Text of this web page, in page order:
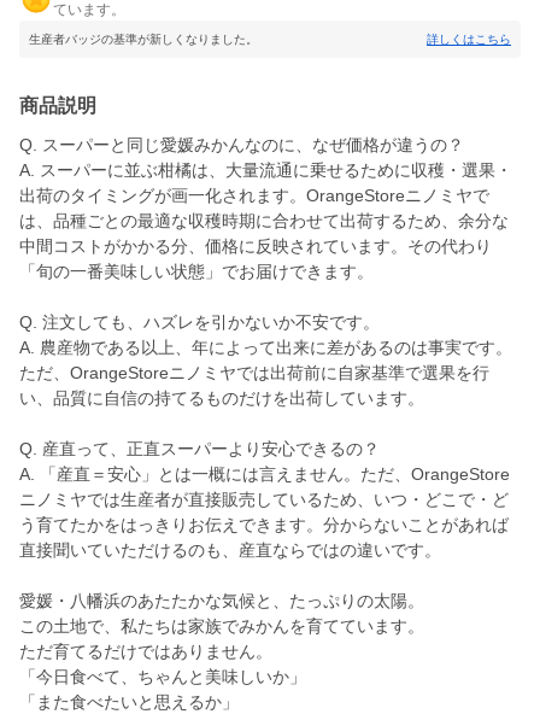
ています。
生産者バッジの基準が新しくなりました。 詳しくはこちら
商品説明
Q. スーパーと同じ愛媛みかんなのに、なぜ価格が違うの？
A. スーパーに並ぶ柑橘は、大量流通に乗せるために収穫・選果・
出荷のタイミングが画一化されます。OrangeStoreニノミヤで
は、品種ごとの最適な収穫時期に合わせて出荷するため、余分な
中間コストがかかる分、価格に反映されています。その代わり
「旬の一番美味しい状態」でお届けできます。
Q. 注文しても、ハズレを引かないか不安です。
A. 農産物である以上、年によって出来に差があるのは事実です。
ただ、OrangeStoreニノミヤでは出荷前に自家基準で選果を行
い、品質に自信の持てるものだけを出荷しています。
Q. 産直って、正直スーパーより安心できるの？
A. 「産直＝安心」とは一概には言えません。ただ、OrangeStore
ニノミヤでは生産者が直接販売しているため、いつ・どこで・ど
う育てたかをはっきりお伝えできます。分からないことがあれば
直接聞いていただけるのも、産直ならではの違いです。
愛媛・八幡浜のあたたかな気候と、たっぷりの太陽。
この土地で、私たちは家族でみかんを育てています。
ただ育てるだけではありません。
「今日食べて、ちゃんと美味しいか」
「また食べたいと思えるか」